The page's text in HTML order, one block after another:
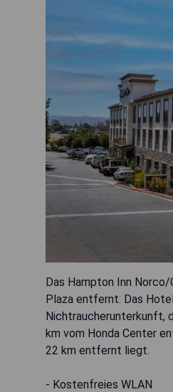
Das Hampton Inn
Plaza entfernt. Das
Nichtraucherunterkunft,
km vom Honda Center
22 km entfernt liegt.
- Kostenfreies WLAN